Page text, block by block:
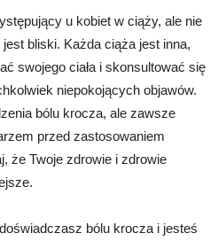
u kobiet w ciąży, ale nie
bliski. Każda ciąża jest inna,
swojego ciała i skonsultować się
niepokojących objawów.
bólu krocza, ale zawsze
przed zastosowaniem
że Twoje zdrowie i zdrowie
bólu krocza i jesteś